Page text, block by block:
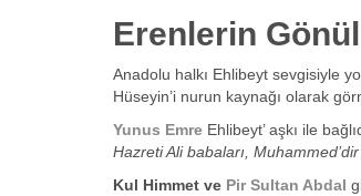
Erenlerin
Anadolu halkı Ehlibeyt sevgisiyle
Hüseyin’i nurun kaynağı olarak
Yunus Emre Ehlibeyt’ aşkı ile
Hazreti Ali babaları,
Kul Himmet ve Pir Sultan Abdal